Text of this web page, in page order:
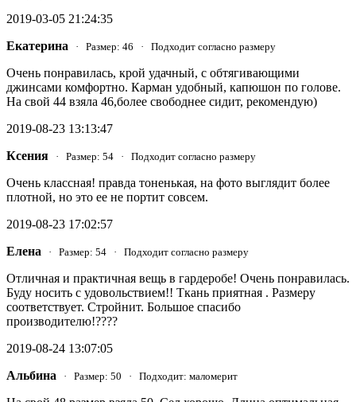
2019-03-05 21:24:35
Екатерина · Размер: 46 · Подходит согласно размеру
Очень понравилась, крой удачный, с обтягивающими
джинсами комфортно. Карман удобный, капюшон по голове.
На свой 44 взяла 46,более свободнее сидит, рекомендую)
2019-08-23 13:13:47
Ксения · Размер: 54 · Подходит согласно размеру
Очень классная! правда тоненькая, на фото выглядит более
плотной, но это ее не портит совсем.
2019-08-23 17:02:57
Елена · Размер: 54 · Подходит согласно размеру
Отличная и практичная вещь в гардеробе! Очень понравилась.
Буду носить с удовольствием!! Ткань приятная . Размеру
соответствует. Стройнит. Большое спасибо
производителю!????
2019-08-24 13:07:05
Альбина · Размер: 50 · Подходит: маломерит